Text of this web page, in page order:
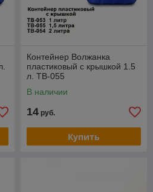
Контейнер Волжанка
пластиковый с крышкой 1.5
л. TB-055
В наличии
14 руб.
Купить